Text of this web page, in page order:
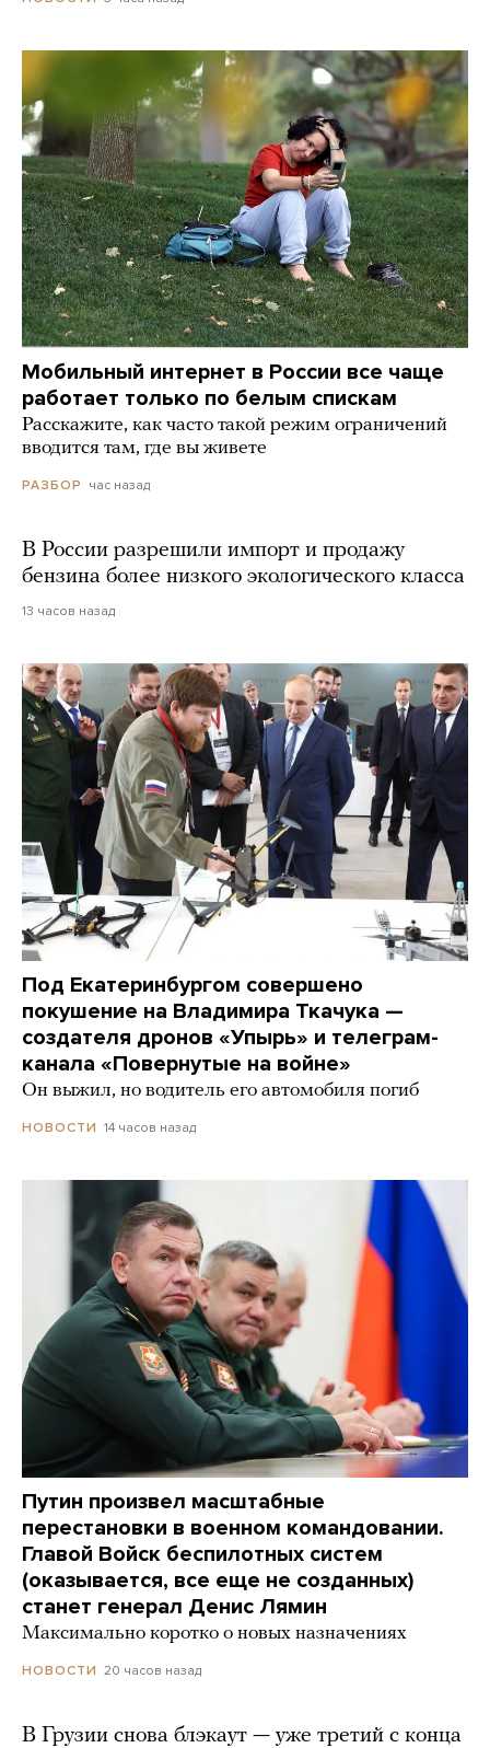
Мобильный интернет в России все чаще
работает только по белым спискам
Расскажите, как часто такой режим ограничений
вводится там, где вы живете
РАЗБОР час назад
В России разрешили импорт и продажу
бензина более низкого экологического класса
13 часов назад
Под Екатеринбургом совершено
покушение на Владимира Ткачука —
создателя дронов «Упырь» и телеграм-
канала «Повернутые на войне»
Он выжил, но водитель его автомобиля погиб
НОВОСТИ 14 часов назад
Путин произвел масштабные
перестановки в военном командовании.
Главой Войск беспилотных систем
(оказывается, все еще не созданных)
станет генерал Денис Лямин
Максимально коротко о новых назначениях
НОВОСТИ 20 часов назад
В Грузии снова блэкаут — уже третий с конца